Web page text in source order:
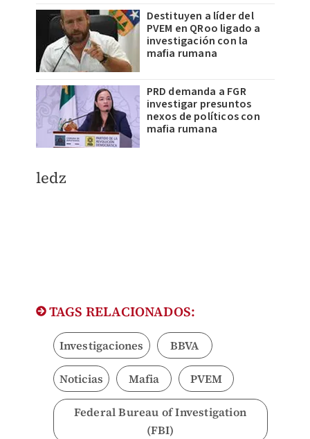
Destituyen a líder del
PVEM en QRoo ligado a
investigación con la
mafia rumana
PRD demanda a FGR
investigar presuntos
nexos de políticos con
mafia rumana
ledz
TAGS RELACIONADOS:
Investigaciones BBVA
Noticias Mafia PVEM
Federal Bureau of Investigation
(FBI)